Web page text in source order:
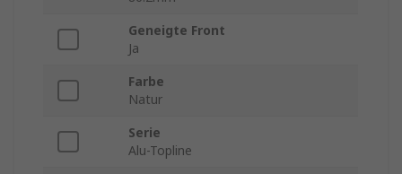
Geneigte Front
Ja
Farbe
Natur
Serie
Alu-Topline